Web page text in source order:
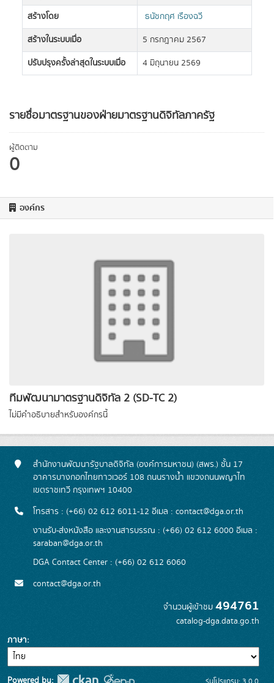
รายชื่อมาตรฐานของฝ่ายมาตรฐานดิจิทัลภาครัฐ
ผู้ติดตาม
0
องค์กร
ทีมพัฒนามาตรฐานดิจิทัล 2 (SD-TC 2)
ไม่มีคำอธิบายสำหรับองค์กรนี้
สร้างโดย
ธนัชกฤศ เรืองฉวี
สร้างในระบบเมื่อ
5 กรกฎาคม 2567
ปรับปรุงครั้งล่าสุดในระบบเมื่อ
4 มิถุนายน 2569
สำนักงานพัฒนารัฐบาลดิจิทัล (องค์การมหาชน) (สพร.) ชั้น 17
อาคารบางกอกไทยทาวเวอร์ 108 ถนนรางน้ำ แขวงถนนพญาไท
เขตราชเทวี กรุงเทพฯ 10400
โทรสาร : (+66) 02 612 6011-12 อีเมล : contact@dga.or.th
งานรับ-ส่งหนังสือ และงานสารบรรณ : (+66) 02 612 6000 อีเมล :
saraban@dga.or.th
DGA Contact Center : (+66) 02 612 6060
contact@dga.or.th
จำนวนผู้เข้าชม 494761
catalog-dga.data.go.th
ภาษา
Powered by: